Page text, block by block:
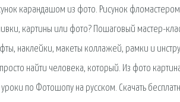
карандашом из фото. Рисунок
картины или фото? Пошаговый мастер-
наклейки, макеты коллажей, рамки и
найти человека, который. Из фото
по Фотошопу на русском. Скачать